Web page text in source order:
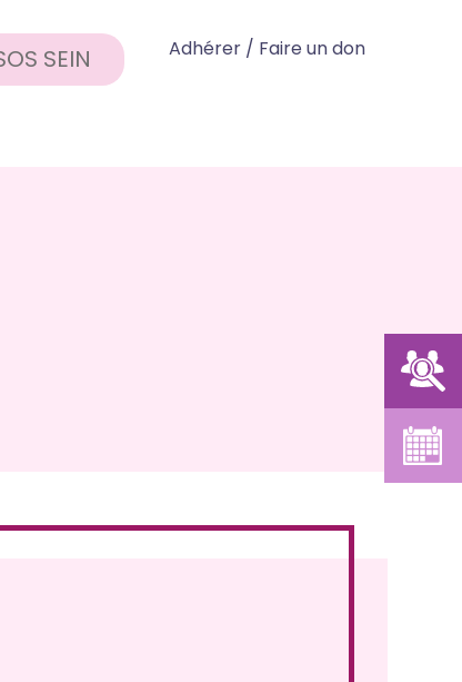
SEIN Adhérer / Faire un don